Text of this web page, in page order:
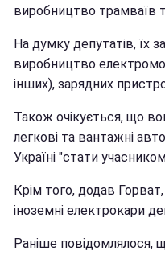
виробництво трамваїв
На думку депутатів, їх
виробництво
інших), зарядних
Також очікується, що
легкові та вантажні
Україні "стати
Крім того, додав
іноземні електрокари
Раніше повідомлялося,